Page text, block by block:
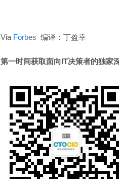
Via Forbes 编译：丁盈幸
第一时间获取面向IT决策者的独家